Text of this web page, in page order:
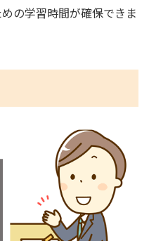
の学習時間が確保できま